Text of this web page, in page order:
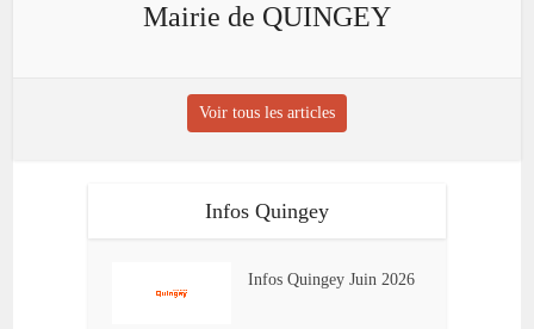
Mairie de QUINGEY
Voir tous les articles
Infos Quingey
Infos Quingey Juin 2026